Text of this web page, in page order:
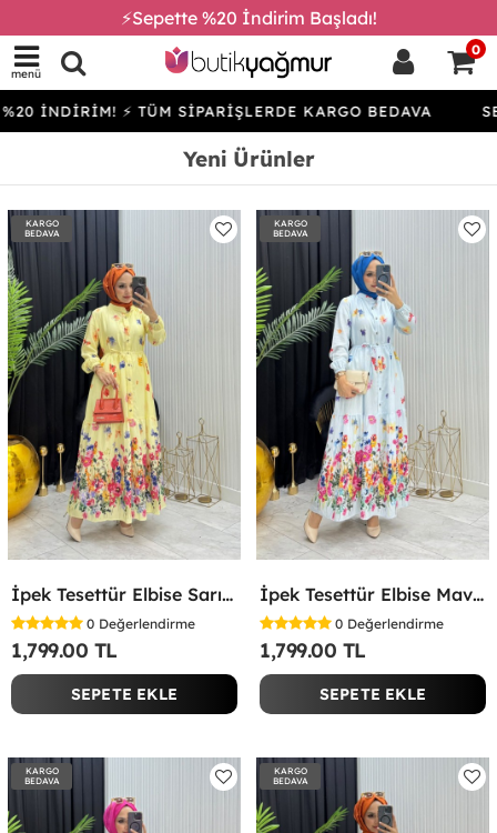
⚡Sepette %20 İndirim Başladı!
menü
0
⚡ TÜM SİPARİŞLERDE KARGO BEDAVA SEPETTE
Yeni Ürünler
KARGO
BEDAVA
İpek Tesettür Elbise Sarı Sarı
0 Değerlendirme
1,799.00 TL
SEPETE EKLE
KARGO
BEDAVA
İpek Tesettür Elbise Mavi Mavi
0 Değerlendirme
1,799.00 TL
SEPETE EKLE
KARGO
BEDAVA
KARGO
BEDAVA